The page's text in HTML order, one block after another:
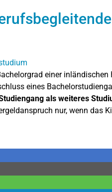
einer inländischen
eines
als weiteres
nur, wenn das